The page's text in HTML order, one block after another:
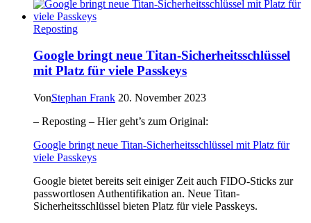
Hotelbuchungsanbieter
H-
Reposting
Google bringt neue Titan-Sicherheitsschlüssel
mit Platz für viele Passkeys
VonStephan Frank 20. November 2023
– Reposting – Hier geht’s zum Original:
Google bringt neue Titan-Sicherheitsschlüssel mit Platz für
viele Passkeys
Google bietet bereits seit einiger Zeit auch FIDO-Sticks zur
passwortlosen Authentifikation an. Neue Titan-
Sicherheitsschlüssel bieten Platz für viele Passkeys.